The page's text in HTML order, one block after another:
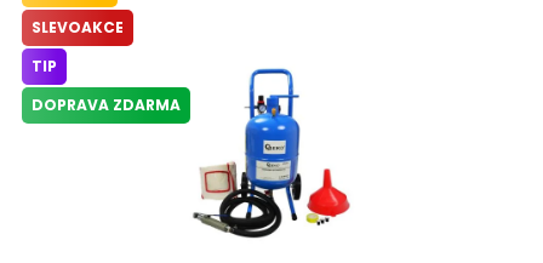
Domácnost
SLEVOAKCE
TIP
DOPRAVA ZDARMA